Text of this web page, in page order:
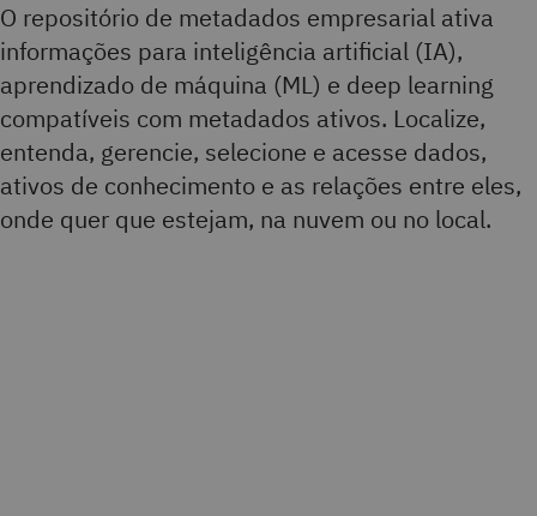
O repositório de metadados empresarial ativa
informações para inteligência artificial (IA),
aprendizado de máquina (ML) e deep learning
compatíveis com metadados ativos. Localize,
entenda, gerencie, selecione e acesse dados,
ativos de conhecimento e as relações entre eles,
onde quer que estejam, na nuvem ou no local.